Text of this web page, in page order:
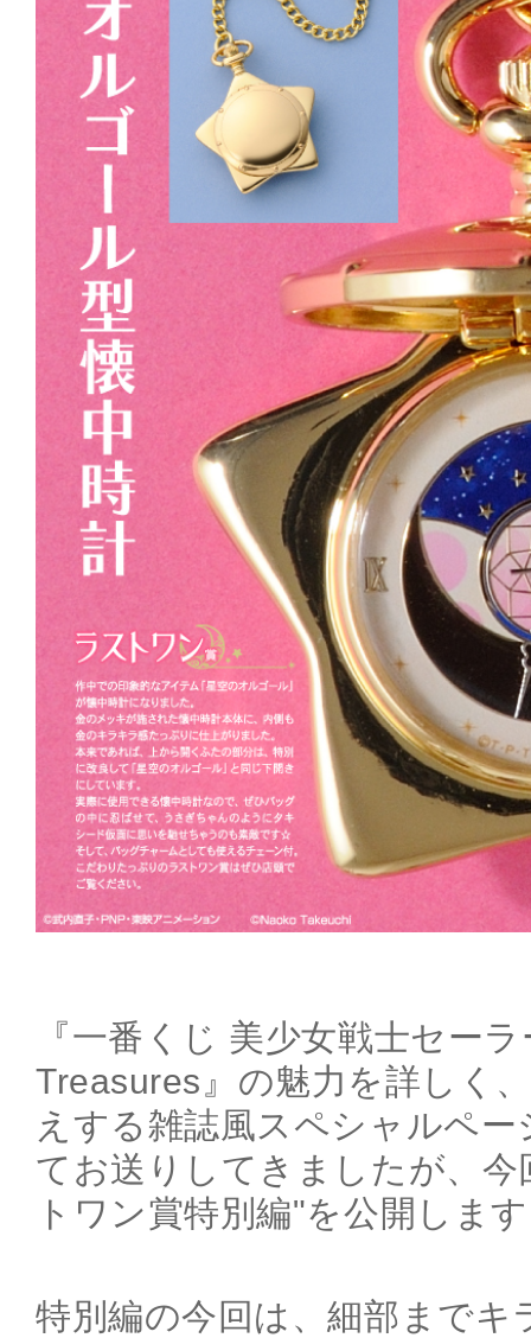
『一番くじ 美少女戦士セー
Treasures』の魅力を詳しく
えする雑誌風スペシャルペ
てお送りしてきましたが、
トワン賞特別編"を公開しま
特別編の今回は、細部までキ